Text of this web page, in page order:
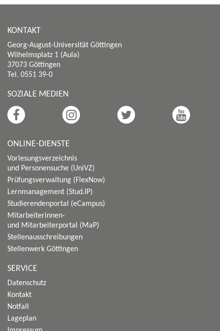
KONTAKT
Georg-August-Universität Göttingen
Wilhelmsplatz 1 (Aula)
37073 Göttingen
Tel. 0551 39-0
SOZIALE MEDIEN
ONLINE-DIENSTE
Vorlesungsverzeichnis
und Personensuche (UniVZ)
Prüfungsverwaltung (FlexNow)
Lernmanagement (Stud.IP)
Studierendenportal (eCampus)
Mitarbeiterinnen-
und Mitarbeiterportal (MaP)
Stellenausschreibungen
Stellenwerk Göttingen
SERVICE
Datenschutz
Kontakt
Notfall
Lageplan